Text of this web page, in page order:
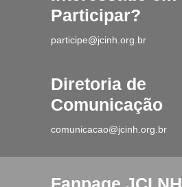
Participar?
participe@jcinh.org.br
Diretoria de
Comunicação
comunicacao@jcinh.org.br